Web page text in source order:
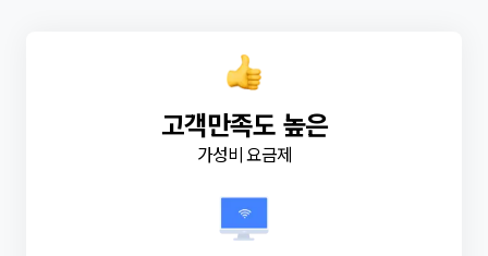
고객만족도 높은
가성비 요금제